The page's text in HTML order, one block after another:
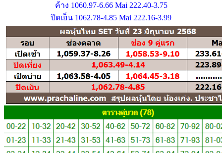
ค้าง 1060.97-6.66 Mai 222.40-3.75
ปิดเย็น 1062.78-4.85 Mai 222.16-3.99